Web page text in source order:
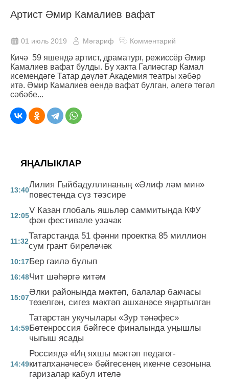
Артист Әмир Камалиев вафат
01 июль 2019 Мәгариф Комментарий
Кичә 59 яшендә артист, драматург, режиссёр Әмир
Камалиев вафат булды. Бу хакта Галиәсгар Камал
исемендәге Татар дәүләт Академия театры хәбәр
итә. Әмир Камалиев өендә вафат булган, әлегә төгәл
сәбәбе...
ЯҢАЛЫКЛАР
13:40
Лилия Гыйбадуллинаның «Әлиф ләм мин»
повестенда сүз тәэсире
12:05
V Казан глобаль яшьләр саммитында КФУ
фән фестивале узачак
11:32
Татарстанда 51 фәнни проектка 85 миллион
сум грант биреләчәк
10:17Бер гаилә булып
16:48Чит шәһәргә китәм
15:07
Әлки районында мәктәп, балалар бакчасы
төзелгән, сигез мәктәп ашханәсе яңартылган
14:59
Татарстан укучылары «Зур тәнәфес»
Бөтенроссия бәйгесе финалында уңышлы
чыгыш ясады
14:49
Россиядә «Иң яхшы мәктәп педагог-
китапханәчесе» бәйгесенең икенче сезонына
гаризалар кабул ителә